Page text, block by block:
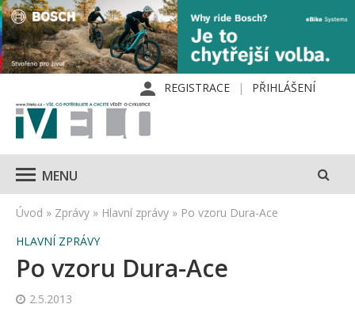
REGISTRACE PŘIHLÁŠENÍ
MENU
Úvod » Zprávy » Hlavní zprávy » Po vzoru Dura-Ace
HLAVNÍ ZPRÁVY
Po vzoru Dura-Ace
2.5.2013